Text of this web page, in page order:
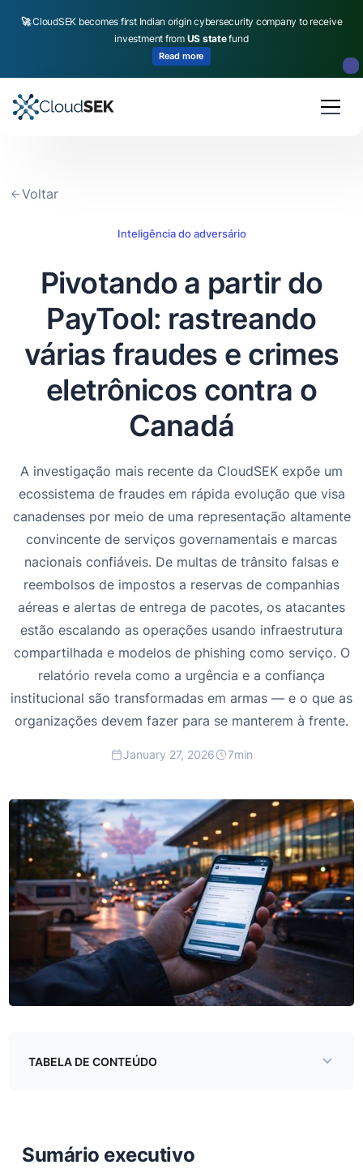
🚀CloudSEK becomes first Indian origin cybersecurity company to receive
investment from US statefund
Read more
Voltar
Inteligência do adversário
Pivotando a partir do
PayTool: rastreando
várias fraudes e crimes
eletrônicos contra o
Canadá
A investigação mais recente da CloudSEK expõe um
ecossistema de fraudes em rápida evolução que visa
canadenses por meio de uma representação altamente
convincente de serviços governamentais e marcas
nacionais confiáveis. De multas de trânsito falsas e
reembolsos de impostos a reservas de companhias
aéreas e alertas de entrega de pacotes, os atacantes
estão escalando as operações usando infraestrutura
compartilhada e modelos de phishing como serviço. O
relatório revela como a urgência e a confiança
institucional são transformadas em armas — e o que as
organizações devem fazer para se manterem à frente.
January 27, 2026 7min
TABELA DE CONTEÚDO
‍Análise da infraestrutura e campanhas observadas
Sumário executivo